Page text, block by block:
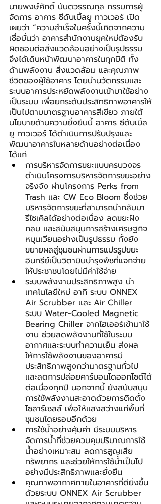
นายพงษ์ศักดิ์ นันตวรรณกุล กรรมการผู้
จัดการ อาคาร ซีดับเบิ้ลยู ทาวเวอร์ เปิด
เผยว่า “ความสำเร็จในครั้งนี้เกิดจากความ
เชื่อมั่นว่า อาคารสำนักงานยุคใหม่ต้องรับ
ผิดชอบต่อสิ่งแวดล้อมอย่างเป็นรูปธรรม
จึงได้เดินหน้าพัฒนาอาคารในทุกมิติ ทั้ง
ด้านพลังงาน สิ่งแวดล้อม และคุณภาพ
ชีวิตของผู้ใช้อาคาร โดยนำนวัตกรรมและ
ระบบอาคารประหยัดพลังงานเข้ามาใช้อย่าง
เป็นระบบ เพื่อยกระดับประสิทธิภาพอาคารให้
เป็นไปตามมาตรฐานอาคารสีเขียว ภายใต้
นโยบายด้านความยั่งยืนนี้ อาคาร ซีดับเบิ้ล
ยู ทาวเวอร์ ได้ดำเนินการปรับปรุงและ
พัฒนาอาคารในหลายด้านอย่างต่อเนื่อง
ได้แก่
การบริหารจัดการขยะแบบครบวงจร
ดำเนินโครงการบริหารจัดการขยะอย่าง
จริงจัง ผ่านโครงการ Perks from
Trash และ CW Eco Bloom ซึ่งช่วย
บริหารจัดการขยะที่สามารถนำกลับมา
รีไซเคิลได้อย่างต่อเนื่อง ลดขยะฝัง
กลบ และสนับสนุนการสร้างเศรษฐกิจ
หมุนเวียนอย่างเป็นรูปธรรม ทั้งยัง
ขยายผลสู่ชุมชนผ่านการแปรรูปขยะ
อินทรีย์เป็นวิตามินบำรุงพืชที่แจกจ่าย
ให้ประชาชนโดยไม่มีค่าใช้จ่าย
ระบบพลังงานประสิทธิภาพสูง นำ
เทคโนโลยีใหม่ อาทิ ระบบ ONNEX
Air Scrubber และ Air Chiller
ระบบ Water-Cooled Magnetic
Bearing Chiller จากไฮเออร์เข้ามาใช้
งาน ช่วยลดพลังงานที่ใช้ในระบบ
อากาศและระบบทำความเย็น ส่งผล
ให้การใช้พลังงานของอาคารมี
ประสิทธิภาพสูงกว่ามาตรฐานทั่วไป
และลดการปล่อยคาร์บอนไดออกไซด์ได้
ต่อเนื่องทุกปี นอกจากนี้ ยังสนับสนุน
การใช้พลังงานสะอาดด้วยการติดตั้ง
โซลาร์เซลล์ เพื่อให้แสงสว่างแก่พื้นที่
ชุมชนโดยรอบอีกด้วย
การใช้น้ำอย่างคุ้มค่า มีระบบบริหาร
จัดการน้ำที่ช่วยควบคุมปริมาณการใช้
น้ำอย่างเหมาะสม ลดการสูญเสีย
ทรัพยากร และช่วยให้การใช้น้ำเป็นไป
อย่างมีประสิทธิภาพและยั่งยืน
คุณภาพอากาศภายในอาคารที่ดียิ่งขึ้น
ด้วยระบบ ONNEX Air Scrubber